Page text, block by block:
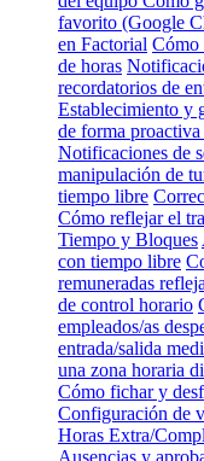
favorito (Google
en Factorial Cómo
de horas
recordatorios de
Establecimiento y
de forma proactiva
Notificaciones de
manipulación de
tiempo libre
Cómo reflejar el
Tiempo y Bloques
con tiempo libre
remuneradas
de control horario
empleados/as
entrada/salida
una zona horaria
Cómo fichar y
Configuración de
Horas Extra/
Ausencias y